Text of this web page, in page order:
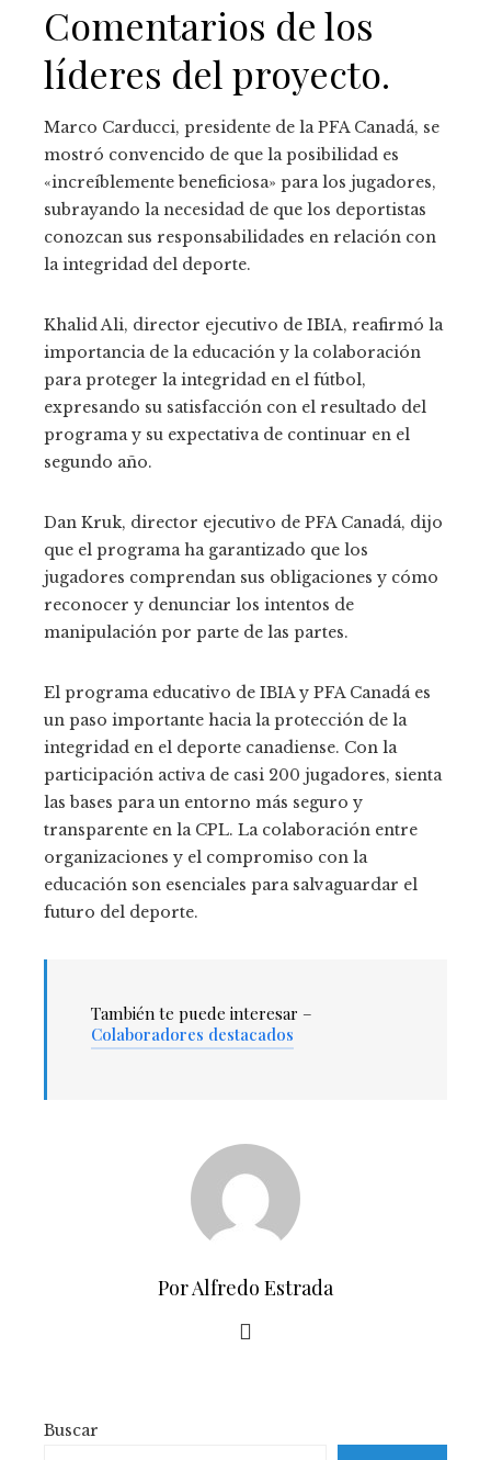
Comentarios de los
líderes del proyecto.
Marco Carducci, presidente de la PFA Canadá, se
mostró convencido de que la posibilidad es
«increíblemente beneficiosa» para los jugadores,
subrayando la necesidad de que los deportistas
conozcan sus responsabilidades en relación con
la integridad del deporte.
Khalid Ali, director ejecutivo de IBIA, reafirmó la
importancia de la educación y la colaboración
para proteger la integridad en el fútbol, ​​
expresando su satisfacción con el resultado del
programa y su expectativa de continuar en el
segundo año.
Dan Kruk, director ejecutivo de PFA Canadá, dijo
que el programa ha garantizado que los
jugadores comprendan sus obligaciones y cómo
reconocer y denunciar los intentos de
manipulación por parte de las partes.
El programa educativo de IBIA y PFA Canadá es
un paso importante hacia la protección de la
integridad en el deporte canadiense. Con la
participación activa de casi 200 jugadores, sienta
las bases para un entorno más seguro y
transparente en la CPL. La colaboración entre
organizaciones y el compromiso con la
educación son esenciales para salvaguardar el
futuro del deporte.
También te puede interesar –
Colaboradores destacados
Por Alfredo Estrada
Buscar